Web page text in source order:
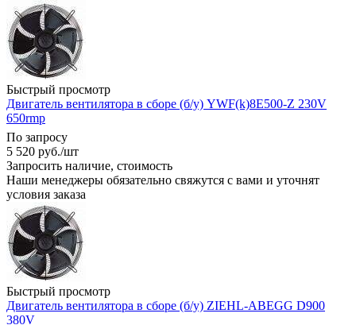
Быстрый просмотр
Двигатель вентилятора в сборе (б/у) YWF(k)8E500-Z 230V
650rmp
По запросу
5 520 руб./шт
Запросить наличие, стоимость
Наши менеджеры обязательно свяжутся с вами и уточнят
условия заказа
Быстрый просмотр
Двигатель вентилятора в сборе (б/у) ZIEHL-ABEGG D900
380V